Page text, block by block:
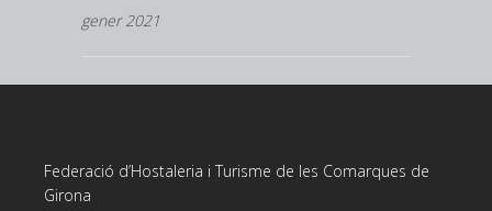
gener 2021
Federació d’Hostaleria i Turisme de les Comarques de
Girona